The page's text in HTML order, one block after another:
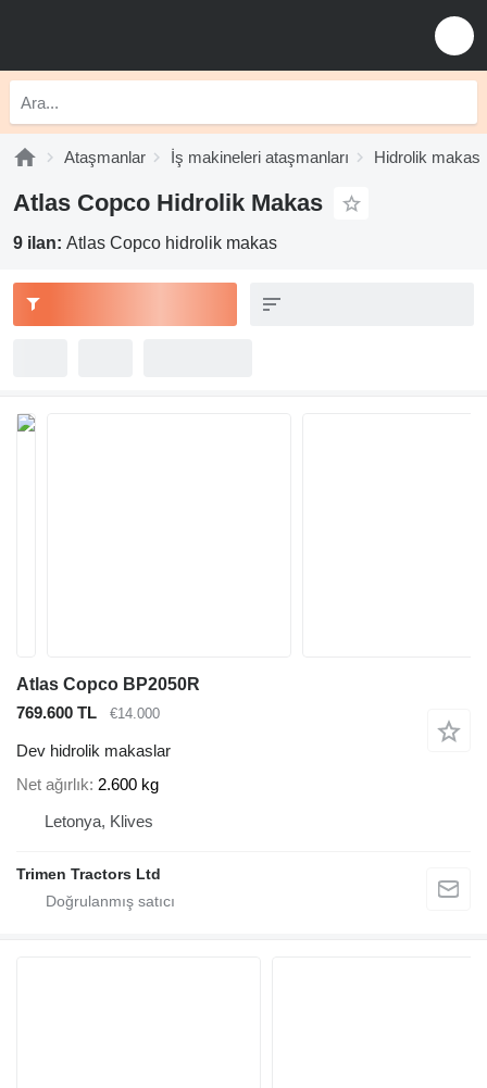
Ataşmanlar İş makineleri ataşmanları Hidrolik makas
Atlas Copco Hidrolik Makas
9 ilan: Atlas Copco hidrolik makas
Atlas Copco BP2050R
769.600 TL
€14.000
Dev hidrolik makaslar
Net ağırlık 2.600 kg
Letonya, Klives
Trimen Tractors Ltd